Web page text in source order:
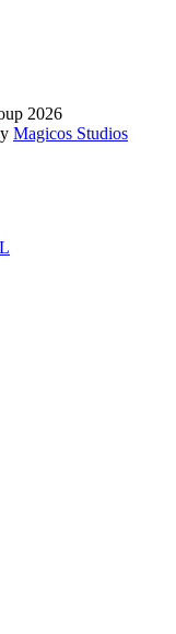
2026
Magicos Studios